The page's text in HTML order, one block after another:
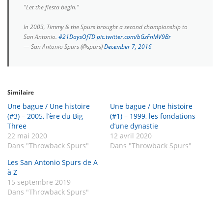
"Let the fiesta begin."
In 2003, Timmy & the Spurs brought a second championship to
San Antonio. #21DaysOfTDpic.twitter.com/bGzFnMV9Br
— San Antonio Spurs (@spurs)December 7, 2016
Similaire
Une bague / Une histoire
(#3) – 2005, l’ère du Big
Three
22 mai 2020
Dans "Throwback Spurs"
Une bague / Une histoire
(#1) – 1999, les fondations
d’une dynastie
12 avril 2020
Dans "Throwback Spurs"
Les San Antonio Spurs de A
à Z
15 septembre 2019
Dans "Throwback Spurs"